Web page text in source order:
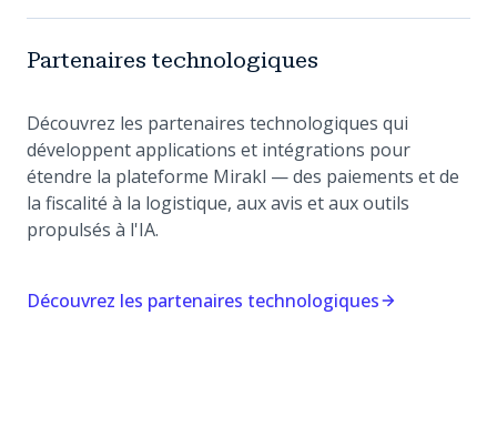
Partenaires technologiques
Découvrez les partenaires technologiques qui
développent applications et intégrations pour
étendre la plateforme Mirakl — des paiements et de
la fiscalité à la logistique, aux avis et aux outils
propulsés à l'IA.
Découvrez les partenaires technologiques